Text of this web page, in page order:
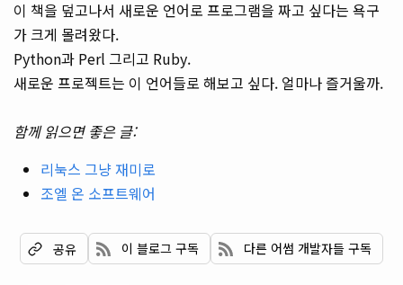
이 책을 덮고나서 새로운 언어로 프로그램을 짜고 싶다는 욕구
가 크게 몰려왔다.
Python과 Perl 그리고 Ruby.
새로운 프로젝트는 이 언어들로 해보고 싶다. 얼마나 즐거울까.
함께 읽으면 좋은 글:
리눅스 그냥 재미로
조엘 온 소프트웨어
공유 이 블로그 구독 다른 어썸 개발자들 구독